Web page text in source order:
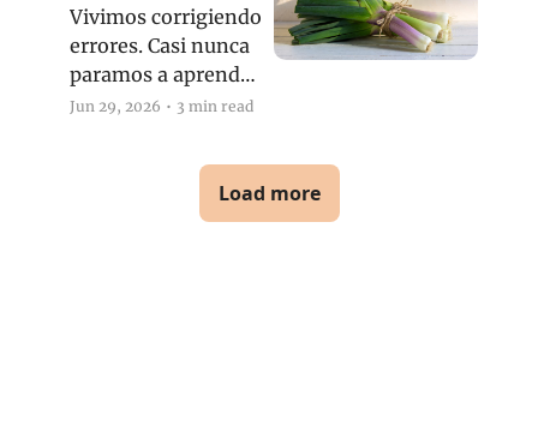
Vivimos corrigiendo
errores. Casi nunca
paramos a aprender
de lo que salió bien.
Jun 29, 2026 • 3 min read
Load more